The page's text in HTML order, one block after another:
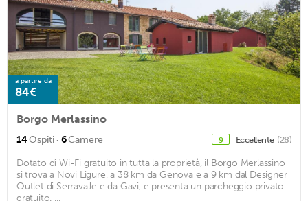
a partire da
84€
Borgo Merlassino
14Ospiti · 6Camere 9 Eccellente (28)
Dotato di Wi-Fi gratuito in tutta la proprietà, il Borgo Merlassino
si trova a Novi Ligure, a 38 km da Genova e a 9 km dal Designer
Outlet di Serravalle e da Gavi, e presenta un parcheggio privato
gratuito. ...